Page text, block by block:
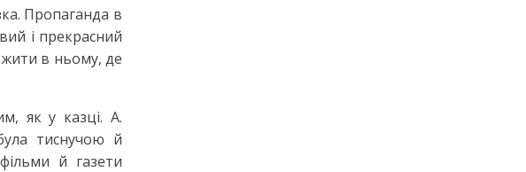
Пропаганда в
і прекрасний
жити в ньому, де
як у казці. А.
тиснучою й
й газети